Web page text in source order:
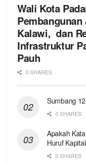
Wali Kota
Kalawi, dan
Infrastruktur
Pauh
0 SHARES
Sumbang
0 SHARES
Apakah
Huruf
0 SHARES